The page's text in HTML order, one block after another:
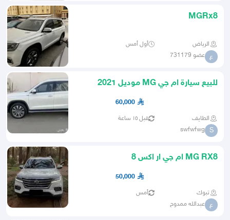
MGRx8
الرياض أول أمس
ع عضو 731179
للبيع سيارة ام جي MG موديل 2021
60,000
الطايف قبل ١٥ ساعة
S
swfwfwg
MG RX8 ام جي ار اكس 8
50,000
تبوك أمس
ع عبدالله ممدوح